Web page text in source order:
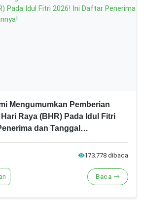
Mengumumkan Pemberian
Raya (BHR) Pada Idul Fitri
dan Tanggal
173.778 dibaca
Baca